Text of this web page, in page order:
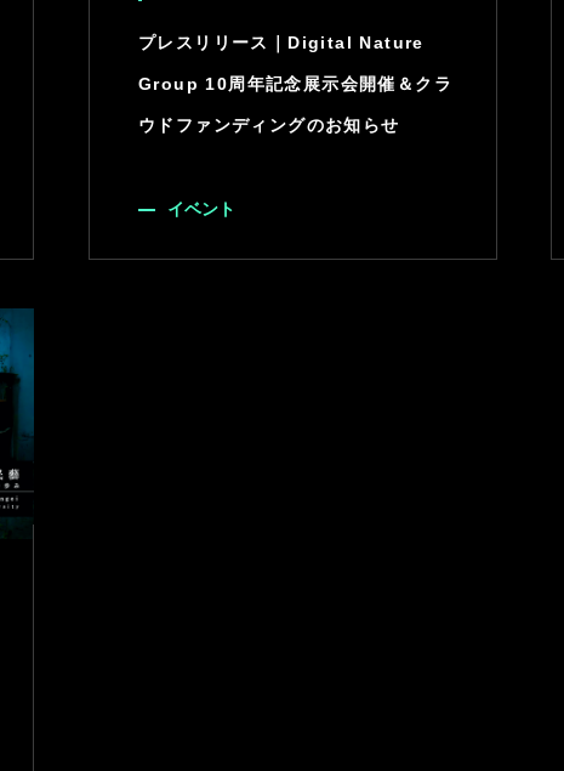
プレスリリース｜Digital Nature
Group 10周年記念展示会開催＆クラ
ウドファンディングのお知らせ
イベント